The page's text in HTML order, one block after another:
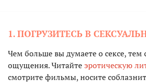
1. ПОГРУЗИТЕСЬ В
Чем больше вы думаете о сексе, тем
ощущения. Читайтеэротическую
смотрите фильмы, носите